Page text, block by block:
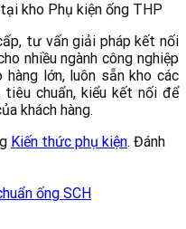
kho Phụ kiện ống THP
tư vấn giải pháp kết nối
nhiều ngành công nghiệp
hàng lớn, luôn sẵn kho các
chuẩn, kiểu kết nối để
khách hàng.
Kiến thức phụ kiện. Đánh
ống SCH